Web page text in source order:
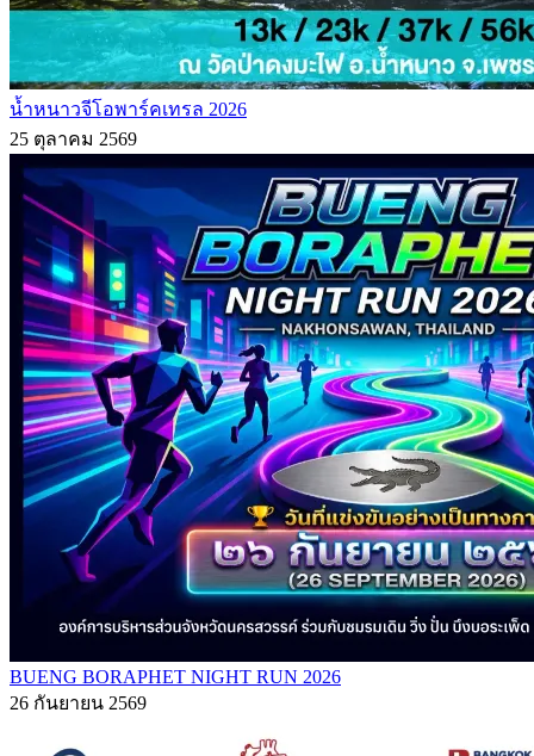
น้ำหนาวจีโอพาร์คเทรล 2026
25 ตุลาคม 2569
BUENG BORAPHET NIGHT RUN 2026
26 กันยายน 2569